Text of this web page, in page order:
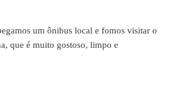
um ônibus local e fomos visitar o
que é muito gostoso, limpo e